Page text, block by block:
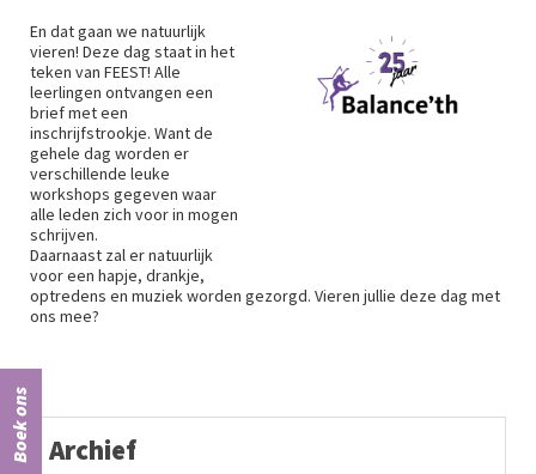
Boek ons
En dat gaan we natuurlijk
vieren! Deze dag staat in het
teken van FEEST! Alle
leerlingen ontvangen een
brief met een
inschrijfstrookje. Want de
gehele dag worden er
verschillende leuke
workshops gegeven waar
alle leden zich voor in mogen
schrijven.
Daarnaast zal er natuurlijk
voor een hapje, drankje,
optredens en muziek worden gezorgd. Vieren jullie deze dag met
ons mee?
Archief